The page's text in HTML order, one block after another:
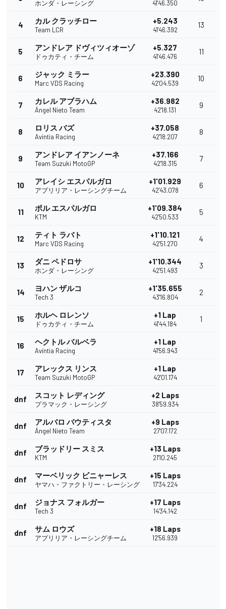
ホンダ・レーシング 41'46.350
4 カル クラッチロー
Team LCR
+5.243
41'46.392
13
5 アンドレア ドヴィツィオーゾ
ドゥカティ・チーム
+5.327
41'46.476
11
6 ジャック ミラー
Marc VDS Racing
+23.390
42'04.539
10
7 カレル アブラハム
Ángel Nieto Team
+36.982
42'18.131
9
8 ロリス バズ
Avintia Racing
+37.058
42'18.207
8
9 アンドレア イアンノーネ
Team Suzuki MotoGP
+37.166
42'18.315
7
10 アレイシ エスパルガロ
アプリリア・レーシングチーム
+1'01.929
42'43.078
6
11 ポル エスパルガロ
KTM
+1'09.384
42'50.533
5
12 ティト ラバト
Marc VDS Racing
+1'10.121
42'51.270
4
13 ダニ ペドロサ
ホンダ・レーシング
+1'10.344
42'51.493
3
14 ヨハン ザルコ
Tech 3
+1'35.655
43'16.804
2
15 ホルヘ ロレンソ
ドゥカティ・チーム
+1 Lap
41'44.184
1
16 ヘクトル バルベラ
Avintia Racing
+1 Lap
41'56.943
17 アレックス リンス
Team Suzuki MotoGP
+1 Lap
42'01.174
dnf スコット レディング
プラマック・レーシング
+2 Laps
38'59.934
dnf アルバロ バウティスタ
Ángel Nieto Team
+9 Laps
27'07.172
dnf ブラッドリー スミス
KTM
+13 Laps
21'10.245
dnf マーベリック ビニャーレス
ヤマハ・ファクトリー・レーシング
+15 Laps
17'34.224
dnf ジョナス フォルガー
Tech 3
+17 Laps
14'34.142
dnf サム ロウズ
アプリリア・レーシングチーム
+18 Laps
12'56.939